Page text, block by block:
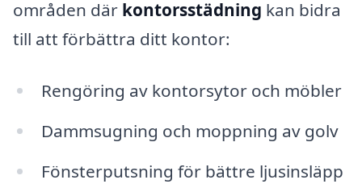
områden där kontorsstädning kan bidra
till att förbättra ditt kontor:
Rengöring av kontorsytor och möbler
Dammsugning och moppning av golv
Fönsterputsning för bättre ljusinsläpp